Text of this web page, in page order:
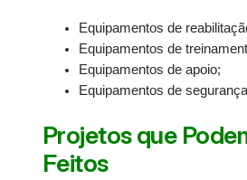
Equipamentos de
Equipamentos de
Equipamentos de apoio;
Equipamentos de
Projetos que
Feitos